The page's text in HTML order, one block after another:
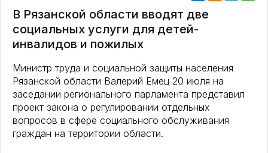
В Рязанской области вводят две
социальных услуги для детей-
инвалидов и пожилых
Министр труда и социальной защиты населения
Рязанской области Валерий Емец 20 июля на
заседании регионального парламента представил
проект закона о регулировании отдельных
вопросов в сфере социального обслуживания
граждан на территории области.